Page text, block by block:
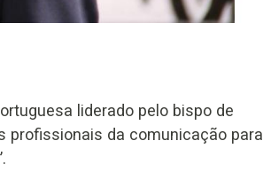
liderado pelo bispo de
profissionais da comunicação para